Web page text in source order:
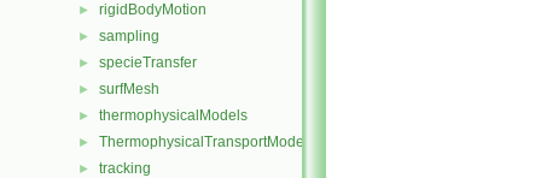
► rigidBodyMotion
► sampling
► specieTransfer
► surfMesh
► thermophysicalModels
► ThermophysicalTransportModels
► tracking